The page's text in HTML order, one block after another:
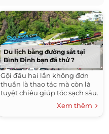
Du lịch bằng đường sắt tại
Bình Định bạn đã thử ?
Gội đầu hai lần không đơn
thuần là thao tác mà còn là
tuyệt chiêu giúp tóc sạch sâu.
Xem thêm